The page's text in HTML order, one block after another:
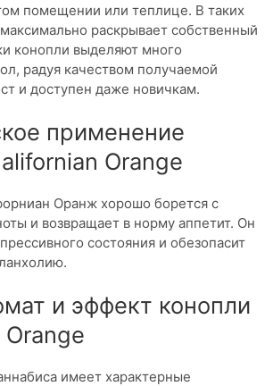
помещении или теплице. В таких
раскрывает собственный
конопли выделяют много
радуя качеством получаемой
и доступен даже новичкам.
применение
Orange
Оранж хорошо борется с
и возвращает в норму аппетит. Он
состояния и обезопасит
и эффект конопли
имеет характерные